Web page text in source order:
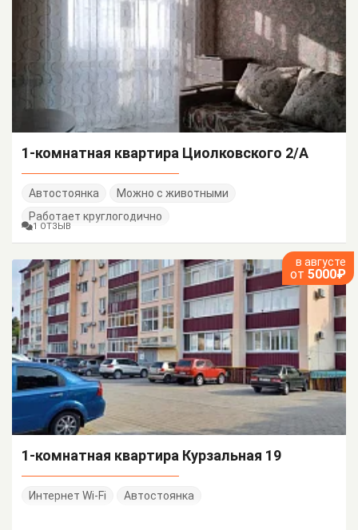
1-комнатная квартира Циолковского 2/А
Автостоянка
Можно с животными
Работает круглогодично
1 ОТЗЫВ
в августе
от 5000₽
1-комнатная квартира Курзальная 19
Интернет Wi-Fi Автостоянка